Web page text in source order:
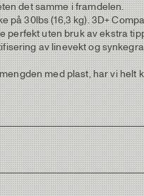
det samme i framdelen.
30lbs (16,3 kg). 3D+
uten bruk av ekstra
av linevekt og
med plast, har vi helt